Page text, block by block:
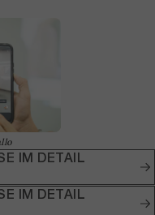
IM DETAIL
IM DETAIL